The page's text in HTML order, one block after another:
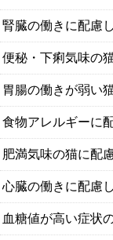
腎臓の働きに配慮
便秘・下痢気味の
胃腸の働きが弱い
食物アレルギーに
肥満気味の猫に配
心臓の働きに配慮
血糖値が高い症状